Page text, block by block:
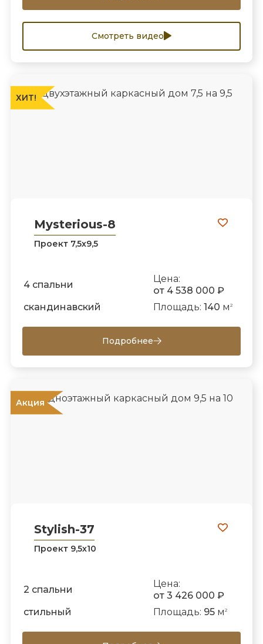
Смотреть видео
ХИТ!
Mysterious-8
Проект 7,5х9,5
4 спальни
Цена:
от 4 538 000 ₽
скандинавский
Площадь: 140 м 2
Подробнее
ХИТ!
Акция
Stylish-37
Проект 9,5х10
2 спальни
Цена:
от 3 426 000 ₽
стильный
Площадь: 95м 2